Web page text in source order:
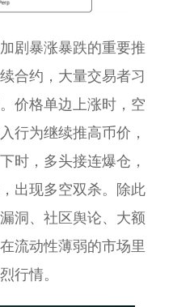
剧暴涨暴跌的重要推
合约，大量交易者习
价格单边上涨时，空
行为继续推高币价，
时，多头接连爆仓，
出现多空双杀。除此
洞、社区舆论、大额
流动性薄弱的市场里
行情。